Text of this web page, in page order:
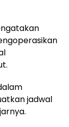
jadwal